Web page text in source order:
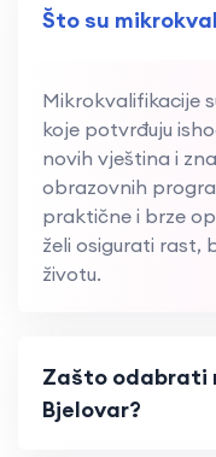
Što su
Mikrokvalifikacije
koje potvrđuju
novih vještina i
obrazovnih
praktične i brze
želi osigurati rast,
životu.
Zašto odabrati
Bjelovar?